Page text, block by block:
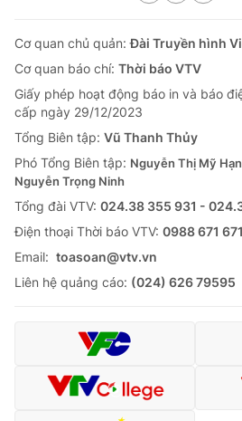
Cơ quan chủ quản:Đài Truyền hình
Cơ quan báo chí: Thời báo VTV
Giấy phép hoạt động báo in và báo
cấp ngày 29/12/2023
Tổng Biên tập: Vũ Thanh Thủy
Phó Tổng Biên tập: Nguyễn Thị Mỹ
Nguyễn Trọng Ninh
Tổng đài VTV: 024.38 355 931 -
Ðiện thoại Thời báo VTV: 0988 671 671
Email: toasoan@vtv.vn
Liên hệ quảng cáo: (024) 626 79595